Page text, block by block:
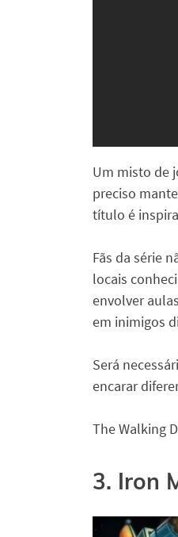
Um misto de
preciso
título é
Fãs da série
locais
envolver
em inimigos
Será
encarar
The Walking
3. Iron